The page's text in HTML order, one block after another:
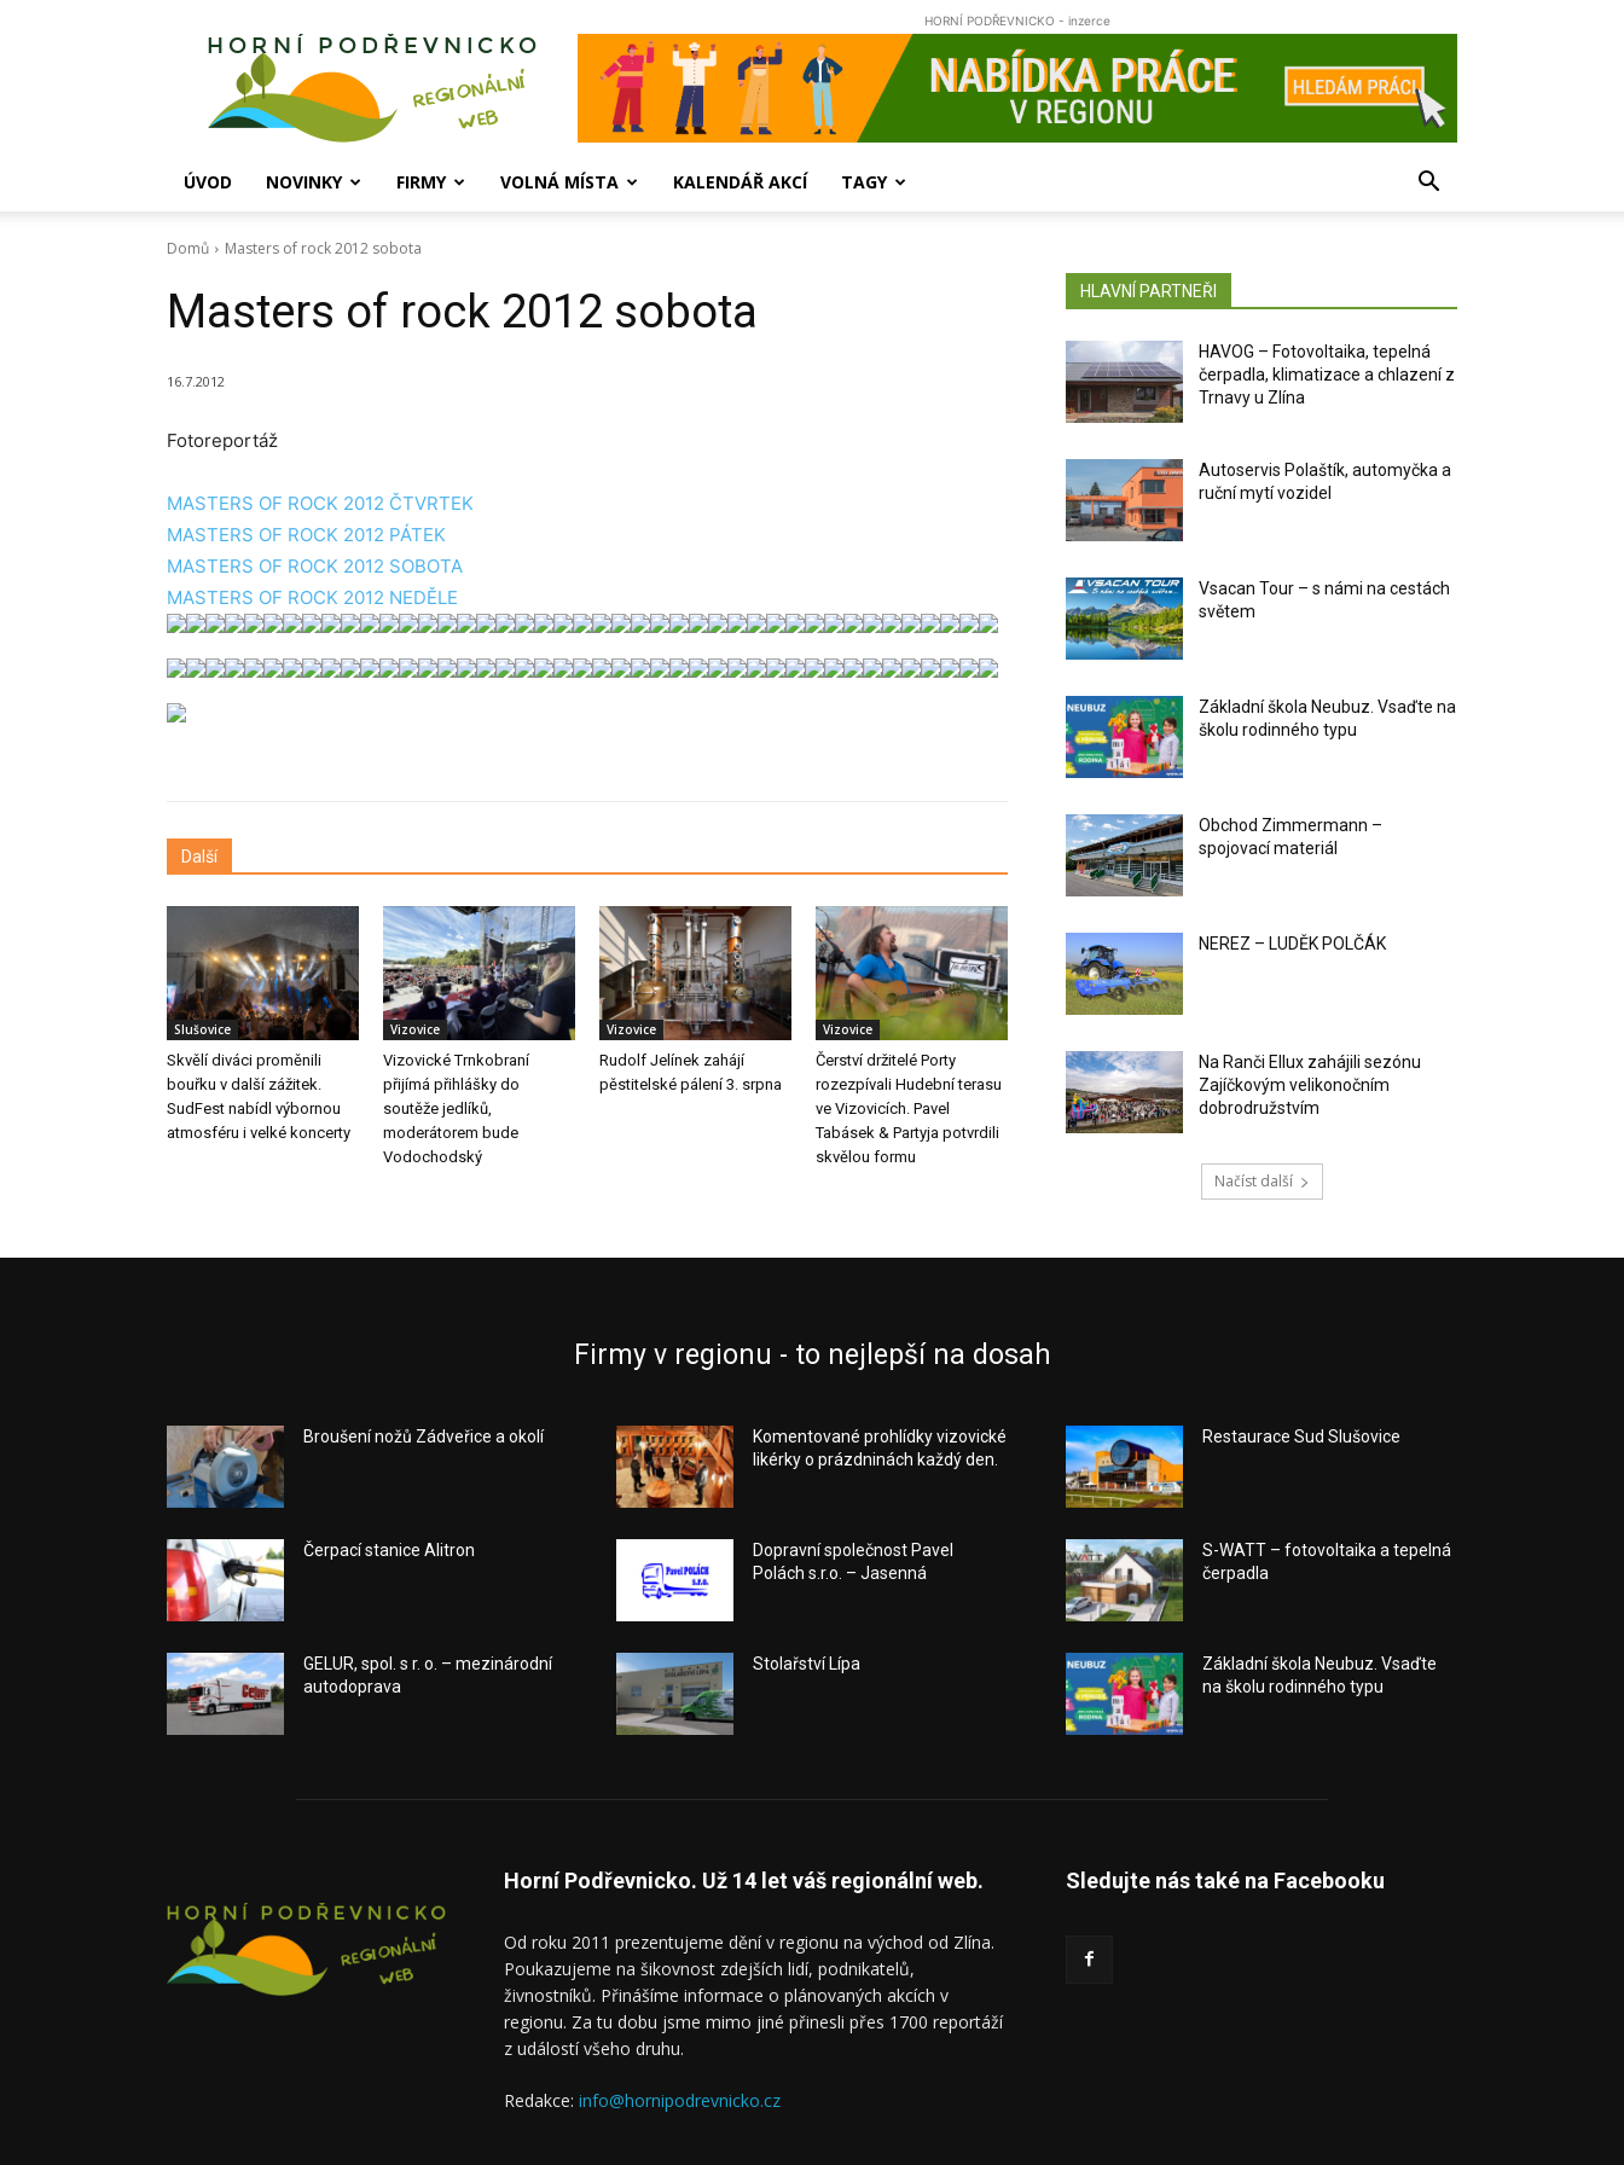
Horní
HORNÍ PODŘEVNICKO - inzerce
ÚVOD NOVINKY FIRMY VOLNÁ MÍSTA KALENDÁŘ AKCÍ TAGY
Domů Masters of rock 2012 sobota
Masters of rock 2012 sobota
16.7.2012
Fotoreportáž
MASTERS OF ROCK 2012 ČTVRTEK
MASTERS OF ROCK 2012 PÁTEK
MASTERS OF ROCK 2012 SOBOTA
MASTERS OF ROCK 2012 NEDĚLE
Další
Slušovice
Skvělí diváci proměnili
bouřku v další zážitek.
SudFest nabídl výbornou
atmosféru i velké koncerty
Vizovice
Vizovické Trnkobraní
přijímá přihlášky do
soutěže jedlíků,
moderátorem bude
Vodochodský
Vizovice
Rudolf Jelínek zahájí
pěstitelské pálení 3. srpna
Vizovice
Čerství držitelé Porty
rozezpívali Hudební terasu
ve Vizovicích. Pavel
Tabásek & Partyja potvrdili
skvělou formu
HLAVNÍ PARTNEŘI
HAVOG – Fotovoltaika, tepelná
čerpadla, klimatizace a chlazení z
Trnavy u Zlína
Autoservis Polaštík, automyčka a
ruční mytí vozidel
Vsacan Tour – s námi na cestách
světem
Základní škola Neubuz. Vsaďte na
školu rodinného typu
Obchod Zimmermann –
spojovací materiál
NEREZ – LUDĚK POLČÁK
Na Ranči Ellux zahájili sezónu
Zajíčkovým velikonočním
dobrodružstvím
Načíst další
Firmy v regionu - to nejlepší na dosah
Broušení nožů Zádveřice a okolí
Čerpací stanice Alitron
GELUR, spol. s r. o. – mezinárodní
autodoprava
Komentované prohlídky vizovické
likérky o prázdninách každý den.
Dopravní společnost Pavel
Polách s.r.o. – Jasenná
Stolařství Lípa
Restaurace Sud Slušovice
S-WATT – fotovoltaika a tepelná
čerpadla
Základní škola Neubuz. Vsaďte
na školu rodinného typu
Horní Podřevnicko. Už 14 let váš regionální web.
Od roku 2011 prezentujeme dění v regionu na východ od Zlína.
Poukazujeme na šikovnost zdejších lidí, podnikatelů,
živnostníků. Přinášíme informace o plánovaných akcích v
regionu. Za tu dobu jsme mimo jiné přinesli přes 1700 reportáží
z událostí všeho druhu.
Redakce: info@hornipodrevnicko.cz
Sledujte nás také na Facebooku